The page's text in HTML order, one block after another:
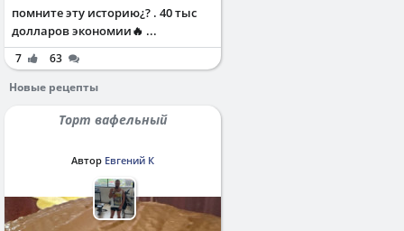
помните эту историю¿? . 40 тыс
долларов экономии🔥 ...
7
63
Новые рецепты
Торт вафельный
Автор Евгений К